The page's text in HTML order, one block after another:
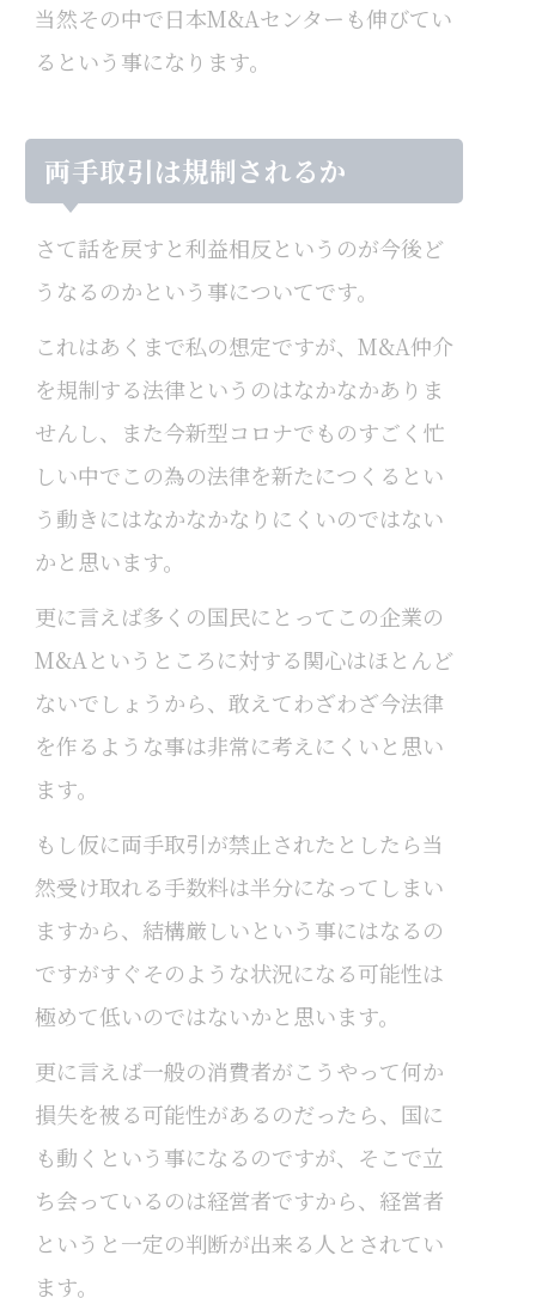
当然その中で日本M&Aセンターも伸びてい
るという事になります。
両手取引は規制されるか
さて話を戻すと利益相反というのが今後ど
うなるのかという事についてです。
これはあくまで私の想定ですが、M&A仲介
を規制する法律というのはなかなかありま
せんし、また今新型コロナでものすごく忙
しい中でこの為の法律を新たにつくるとい
う動きにはなかなかなりにくいのではない
かと思います。
更に言えば多くの国民にとってこの企業の
M&Aというところに対する関心はほとんど
ないでしょうから、敢えてわざわざ今法律
を作るような事は非常に考えにくいと思い
ます。
もし仮に両手取引が禁止されたとしたら当
然受け取れる手数料は半分になってしまい
ますから、結構厳しいという事にはなるの
ですがすぐそのような状況になる可能性は
極めて低いのではないかと思います。
更に言えば一般の消費者がこうやって何か
損失を被る可能性があるのだったら、国に
も動くという事になるのですが、そこで立
ち会っているのは経営者ですから、経営者
というと一定の判断が出来る人とされてい
ます。